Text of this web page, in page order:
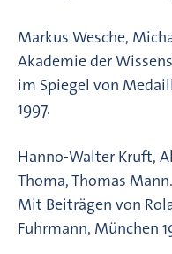
Markus Wesche,
Akademie der
im Spiegel von
1997.
Hanno-Walter Kruft,
Thoma, Thomas
Mit Beiträgen von
Fuhrmann, München